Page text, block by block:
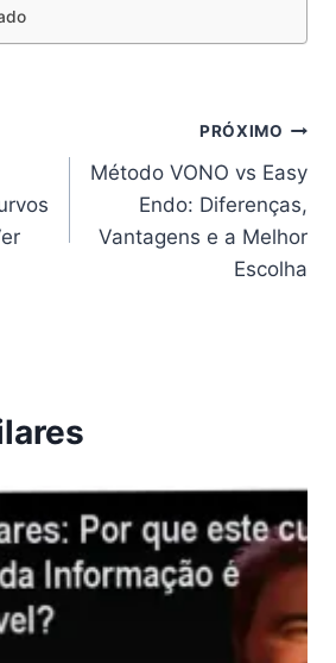
PRÓXIMO
Método VONO vs Easy
Endo: Diferenças,
Vantagens e a Melhor
Escolha